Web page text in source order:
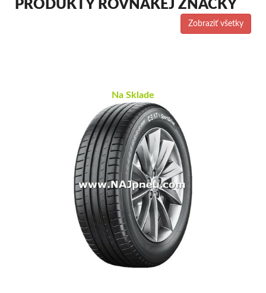
PRODUKTY ROVNAKEJ ZNAČKY
Zobraziť všetky
Na Sklade